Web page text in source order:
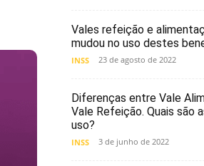
Vales refeição e
mudou no uso destes
INSS 23 de agosto de 2022
Diferenças entre Vale
Vale Refeição. Quais são
uso?
INSS 3 de junho de 2022